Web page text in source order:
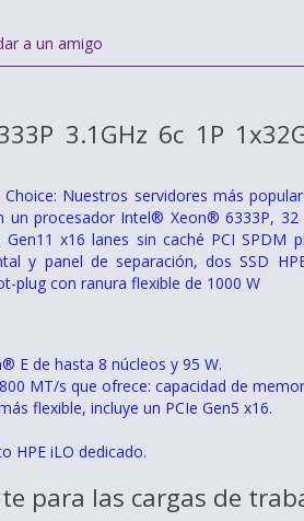
a un amigo
3.1GHz 6c 1P
Nuestros servidores más
un procesador Intel® Xeon® 6333P,
x16 lanes sin caché PCI
y panel de separación, dos SSD
plug con ranura flexible de 1000 W
E de hasta 8 núcleos y 95 W.
MT/s que ofrece: capacidad de
flexible, incluye un PCIe Gen5 x16.
HPE iLO dedicado.
para las cargas de